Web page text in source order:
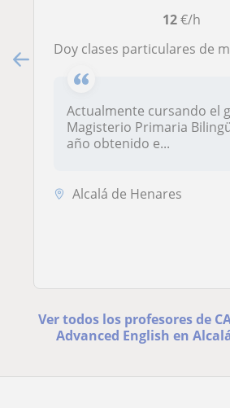
12€/h
Doy clases particulares de materias en Inglés y de Lengua Castellana y Literatura a
Actualmente cursando el
Magisterio Primaria
año obtenido e...
Alcalá de Henares
Ver todos los profesores de
Advanced English en